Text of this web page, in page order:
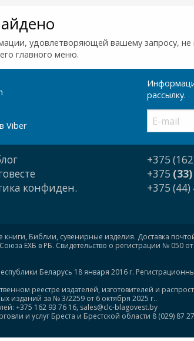
удовлетворяющей вашему запросу, не
главного меню.
Viber
рассылку.
конфиден.
+375
+375 (33)
+375
Библии, сувенирные изделия. Доставка
ЕХБ в РБ. Свидетельство о регистрации № 050
Беларусь 18 января 2016 г.
реестре издателей, изготовителей и
изданий за № 3/2259 от 6 октября 2025 г..
+375 162 93 76 16, sales@clc-blagovest.by
и услуг Бреста и Брестской области 8 (029) 87